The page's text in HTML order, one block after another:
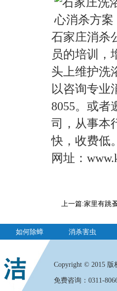
石家庄消杀
员的培训，
头上维护洗
以咨询专业
8055。或者
司，从事本
快，收费低
网址：
上一篇:家里有跳
如何除蟑 消杀害虫
Copyright © 2015 版
免费咨询：0311-